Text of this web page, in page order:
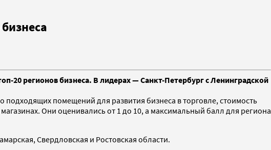
20 регионов бизнеса. В лидерах — Санкт-Петербург с Ленинградской
подходящих помещений для развития бизнеса в торговле, стоимость
Они оценивались от 1 до 10, а максимальный балл для региона
Свердловская и Ростовская области.